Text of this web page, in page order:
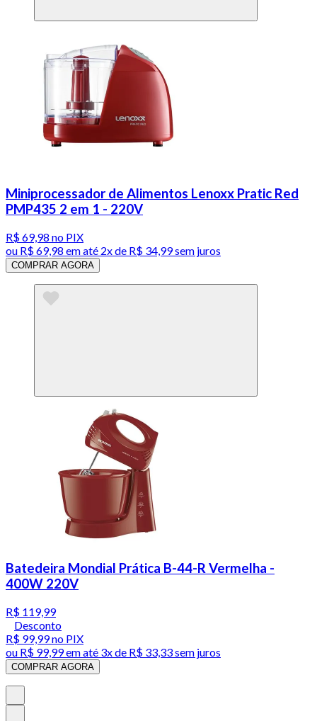
Miniprocessador de Alimentos Lenoxx Pratic Red
PMP435 2 em 1 - 220V
R$ 69,98 no PIX
ou R$ 69,98 em até 2x de R$ 34,99 sem juros
COMPRAR AGORA
Batedeira Mondial Prática B-44-R Vermelha -
400W 220V
R$ 119,99
Desconto
R$ 99,99no PIX
ou R$ 99,99em até 3x de R$ 33,33 sem juros
COMPRAR AGORA